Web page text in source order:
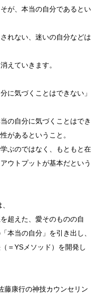
が、本当の自分であるとい
れない、迷いの自分などは
えていきます。
に気づくことはできない」
の自分に気づくことはでき
があるということ。
ぶのではなく、もともと在
ウトプットが基本だという
超えた、愛そのものの自
本当の自分」を引き出し、
＝YSメソッド）を開発し
藤康行の神技カウンセリン